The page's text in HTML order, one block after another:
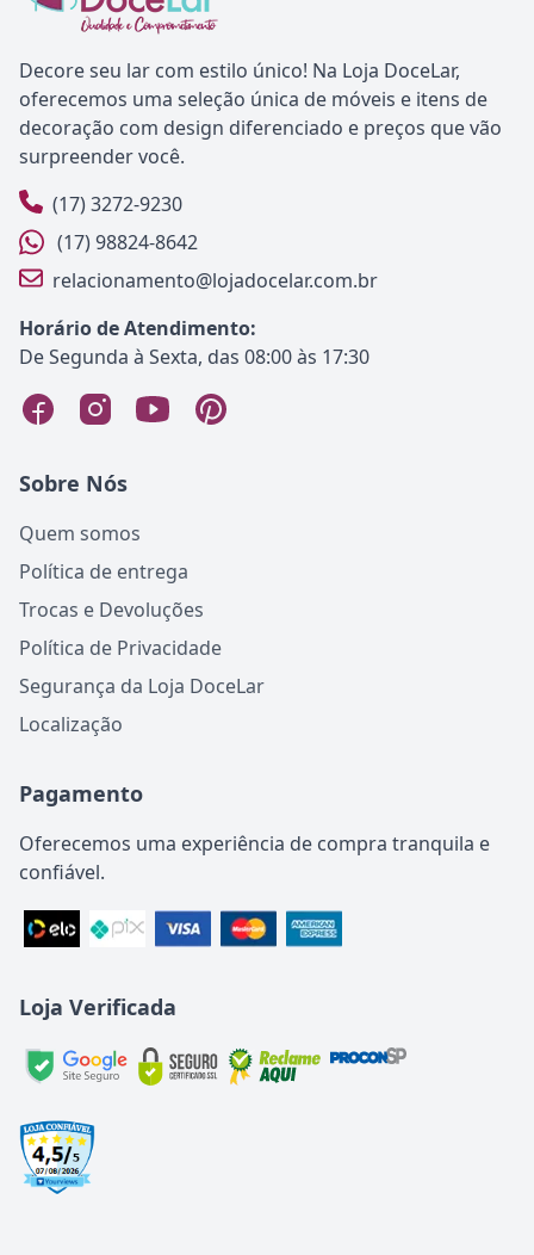
Decore seu lar com estilo único! Na Loja DoceLar,
oferecemos uma seleção única de móveis e itens de
decoração com design diferenciado e preços que vão
surpreender você.
(17) 3272-9230
(17) 98824-8642
relacionamento@lojadocelar.com.br
Horário de Atendimento:
De Segunda à Sexta, das 08:00 às 17:30
Sobre Nós
Quem somos
Política de entrega
Trocas e Devoluções
Política de Privacidade
Segurança da Loja DoceLar
Localização
Pagamento
Oferecemos uma experiência de compra tranquila e
confiável.
Loja Verificada